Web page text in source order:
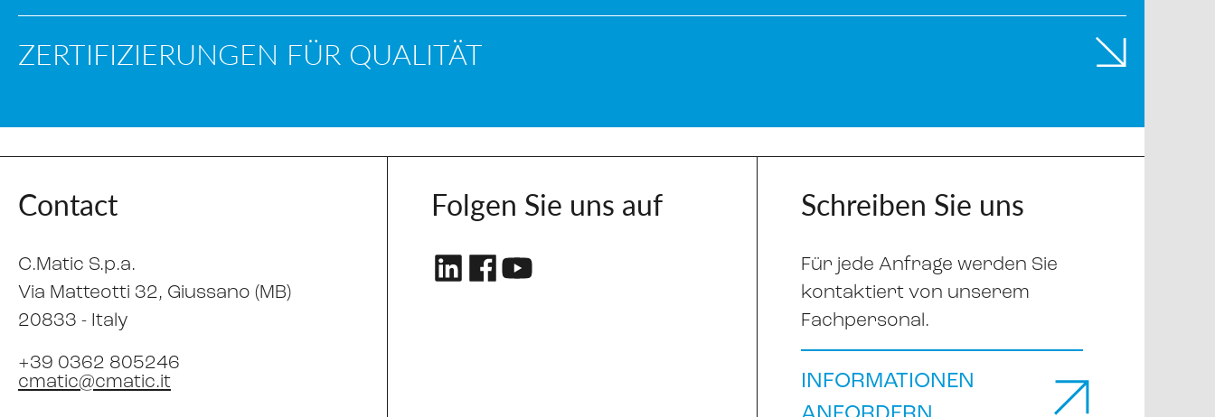
ZERTIFIZIERUNGEN FÜR QUALITÄT
Contact
C.Matic S.p.a.
Via Matteotti 32, Giussano (MB)
20833 - Italy
+39 0362 805246
cmatic@cmatic.it
Folgen Sie uns auf Schreiben Sie uns
Für jede Anfrage werden Sie
kontaktiert von unserem
Fachpersonal.
INFORMATIONEN